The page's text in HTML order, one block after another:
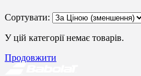
Сортувати:
У цій категорії немає товарів.
Продовжити